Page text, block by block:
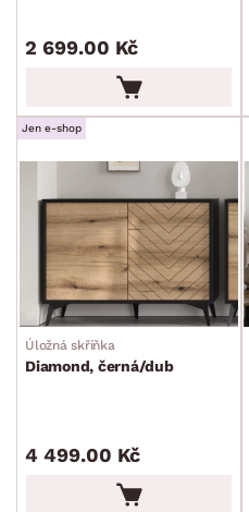
2 699.00 Kč
Jen e-shop
Úložná skříňka
Diamond, černá/dub
4 499.00 Kč